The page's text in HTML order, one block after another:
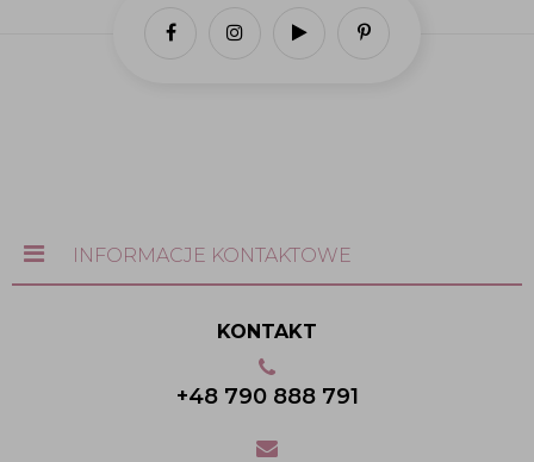
INFORMACJE KONTAKTOWE
KONTAKT
+48 790 888 791